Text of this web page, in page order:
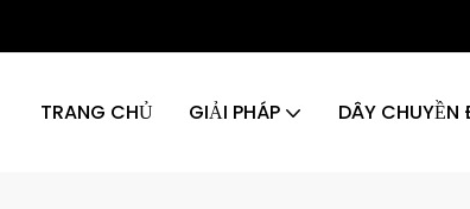
TRANG CHỦ GIẢI PHÁP DÂY CHUYỀN